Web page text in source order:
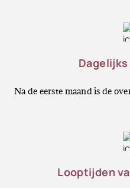
Na de eerste maand is de
Looptijden